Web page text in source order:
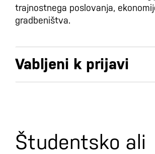
trajnostnega poslovanja,
gradbeništva.
Vabljeni k prijavi
Študentsko ali